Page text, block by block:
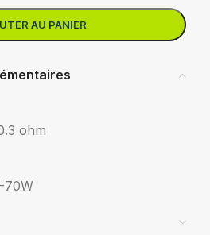
AU PANIER
ohm
70W